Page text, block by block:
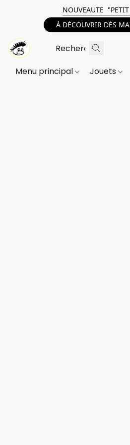
NOUVEAUTE
À DÉCOUVRIR DÈS
Menu principal Jouets